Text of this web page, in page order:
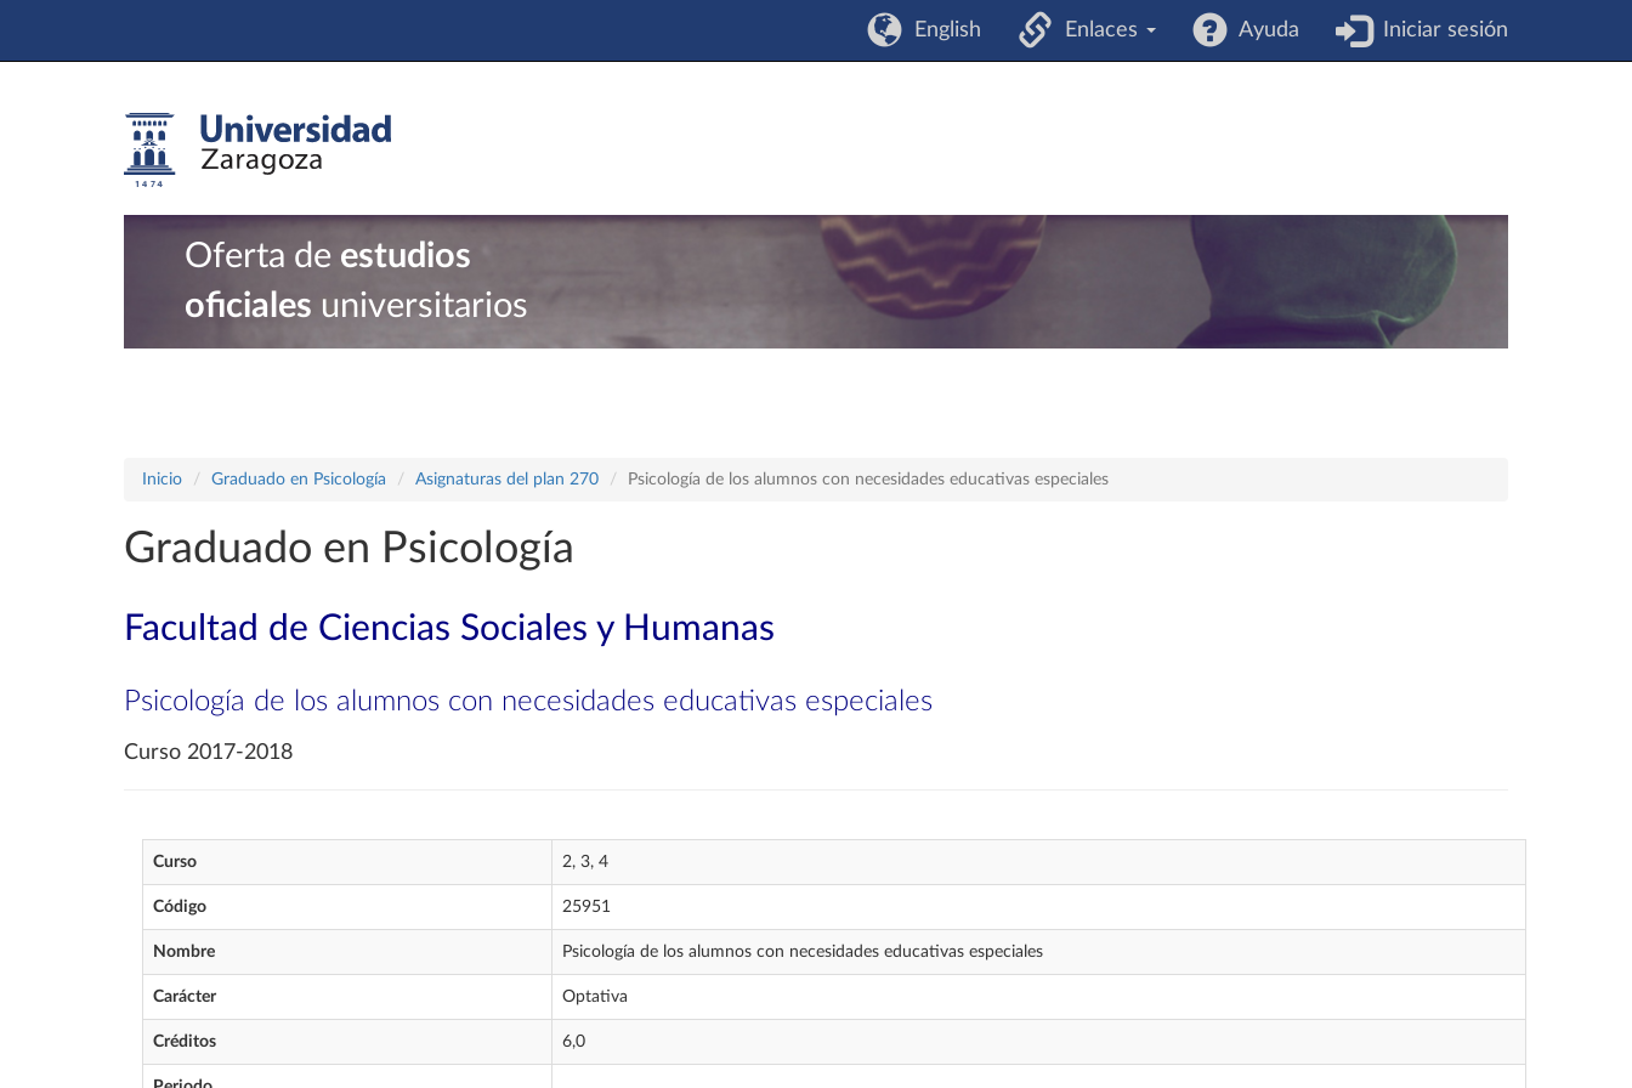
English Enlaces Ayuda Iniciar sesión
Oferta de estudios
oficiales universitarios
Inicio Graduado en Psicología Asignaturas del plan 270 Psicología de los alumnos con necesidades educativas especiales
Graduado en Psicología
Facultad de Ciencias Sociales y Humanas
Psicología de los alumnos con necesidades educativas especiales
Curso 2017-2018
Curso 2, 3, 4
Código 25951
Nombre Psicología de los alumnos con necesidades educativas especiales
Carácter Optativa
Créditos 6,0